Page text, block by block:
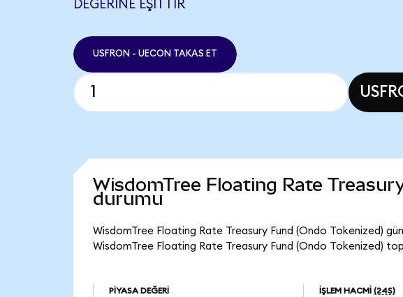
DEĞERINE EŞITTIR
USFRON - UECON TAKAS ET
WisdomTree Floating Rate
durumu
WisdomTree Floating Rate Treasury Fund (Ondo Tokenized)
WisdomTree Floating Rate Treasury Fund (Ondo Tokenized)
PIYASA DEĞERI İŞLEM HACMI (24S)